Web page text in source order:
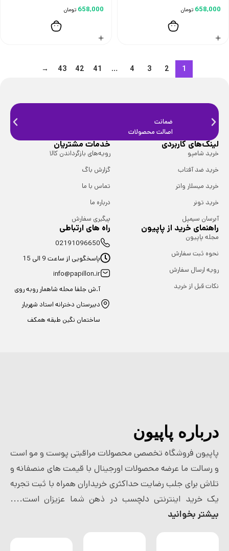
658,000 تومان 658,000 تومان
1
2
3
4
…
41
42
43
→
ضمانت
اصالت محصولات
لینک‌های کاربردی
خرید شامپو
خرید ضد آفتاب
خرید میسلار واتر
خرید تونر
آبرسان سیمپل
خدمات مشتریان
رویه‌های بازگرداندن کالا
گزارش باگ
تماس با ما
درباره ما
پیگیری سفارش
راهنمای خرید از پاپیون
مجله پاپیون
نحوه ثبت سفارش
رویه ارسال سفارش
نکات قبل از خرید
راه های ارتباطی
02191096650
پاسخگویی از ساعت 9 الی 15
info@papillon.ir
آ.ش جلفا محله شاهمار روبه روی
دبیرستان دخترانه استاد شهریار
ساختمان نگین طبقه همکف
درباره پاپیون
پاپیون فروشگاه تخصصی محصولات مراقبتی پوست و مو است
و رسالت ما عرضه محصولات اورجینال با قیمت های منصفانه و
تلاش برای جلب رضایت حداکثری خریداران همراه با ثبت تجربه
یک خرید اینترنتی دلچسب در ذهن شما عزیزان است....
بیشتر بخوانید